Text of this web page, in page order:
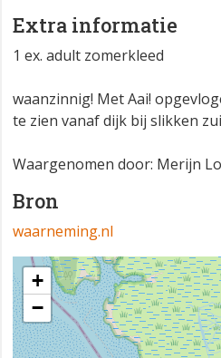
Extra informatie
1 ex. adult zomerkleed
waanzinnig! Met Aai!
te zien vanaf dijk bij slikken
Waargenomen door: Merijn
Bron
waarneming.nl
+
−